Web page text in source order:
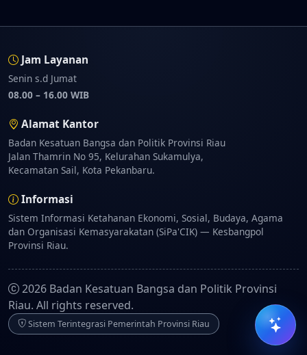
Jam Layanan
Senin s.d Jumat
08.00 – 16.00 WIB
Alamat Kantor
Badan Kesatuan Bangsa dan Politik Provinsi Riau
Jalan Thamrin No 95, Kelurahan Sukamulya,
Kecamatan Sail, Kota Pekanbaru.
Informasi
Sistem Informasi Ketahanan Ekonomi, Sosial, Budaya, Agama
dan Organisasi Kemasyarakatan (SiPa'CIK) — Kesbangpol
Provinsi Riau.
2026 Badan Kesatuan Bangsa dan Politik Provinsi
Riau. All rights reserved.
Sistem Terintegrasi Pemerintah Provinsi Riau
Selamat datang diAsisten AI Kesbangpol Riau.
dokumen
Download Persyaratan SKT
Jawaban bersifat informatif. Untuk verifikasi akhir,
silakan ikuti ketentuan layanan resmi.